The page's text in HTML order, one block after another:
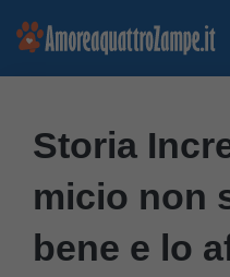
Vai
Storia
micio non
bene e lo